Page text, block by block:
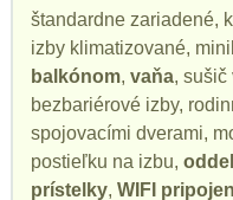
štandardne zariadené,
izby klimatizované,
balkónom, vaňa, sušič
bezbariérové izby,
spojovacími dverami,
postieľku na izbu,
prístelky, WIFI